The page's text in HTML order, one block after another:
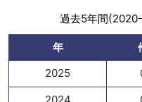
過去5年間
年
2025